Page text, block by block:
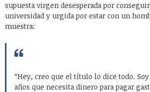
supuesta virgen desesperada por
universidad y urgida por estar con un
muestra:
“Hey, creo que el título lo dice todo.
años que necesita dinero para pagar